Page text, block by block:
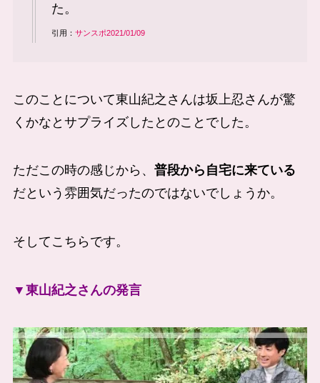
た。
引用： サンスポ2021/01/09
このことについて東山紀之さんは坂上忍さんが驚
くかなとサプライズしたとのことでした。
ただこの時の感じから、 普段から自宅に来ている
だという雰囲気だったのではないでしょうか。
そしてこちらです。
▼東山紀之さんの発言